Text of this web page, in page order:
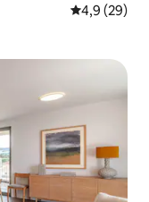
Évaluation
4,9 (29)